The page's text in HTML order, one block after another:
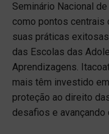
Seminário Nacional
como pontos centrais
suas práticas
das Escolas das
Aprendizagens.
mais têm investido
proteção ao direito
desafios e avançando